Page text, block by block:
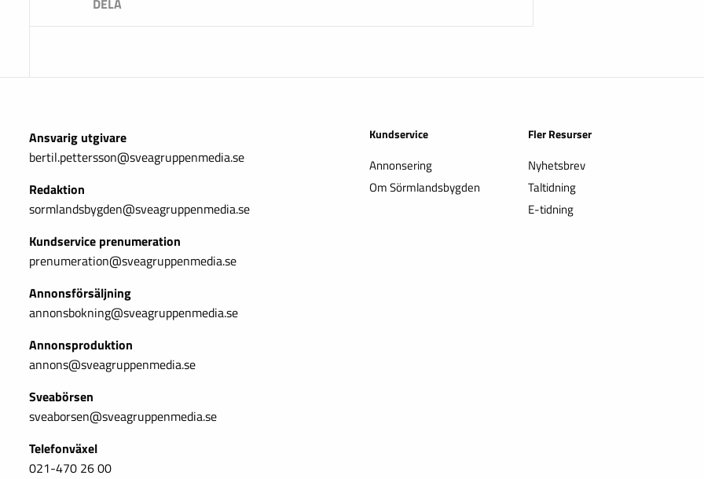
Ansvarig utgivare
bertil.pettersson@sveagruppenmedia.se
Redaktion
sormlandsbygden@sveagruppenmedia.se
Kundservice prenumeration
prenumeration@sveagruppenmedia.se
Annonsförsäljning
annonsbokning@sveagruppenmedia.se
Annonsproduktion
annons@sveagruppenmedia.se
Sveabörsen
sveaborsen@sveagruppenmedia.se
Telefonväxel
021-470 26 00
Kundservice
Annonsering
Om Sörmlandsbygden
Fler Resurser
Nyhetsbrev
Taltidning
E-tidning